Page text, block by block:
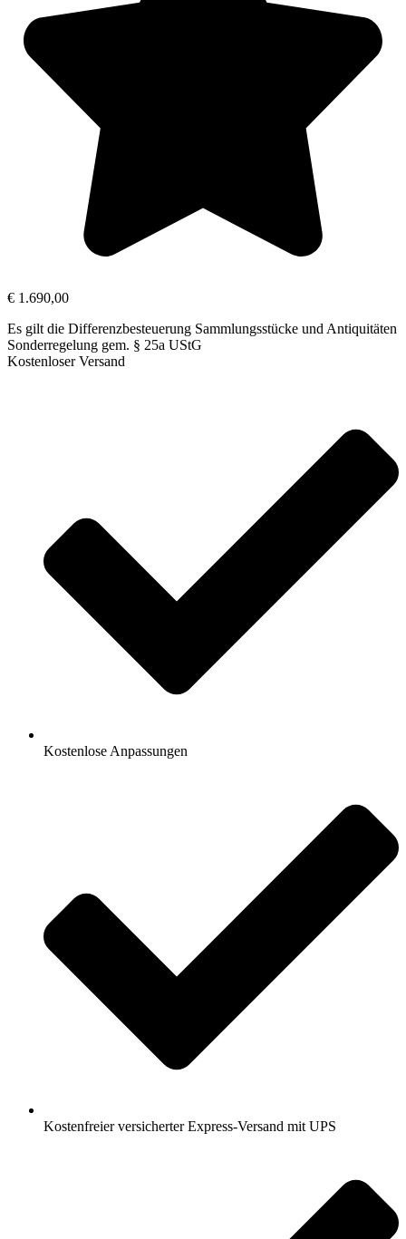
€ 1.690,00
Es gilt die Differenzbesteuerung Sammlungsstücke und Antiquitäten
Sonderregelung gem. § 25a UStG
Kostenloser Versand
Kostenlose Anpassungen
Kostenfreier versicherter Express-Versand mit UPS